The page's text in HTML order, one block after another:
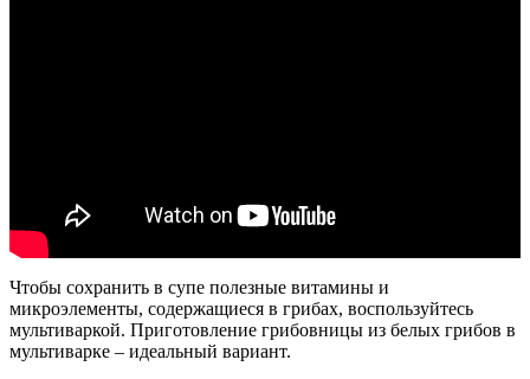
Чтобы сохранить в супе полезные витамины и
микроэлементы, содержащиеся в грибах, воспользуйтесь
мультиваркой. Приготовление грибовницы из белых грибов в
мультиварке – идеальный вариант.